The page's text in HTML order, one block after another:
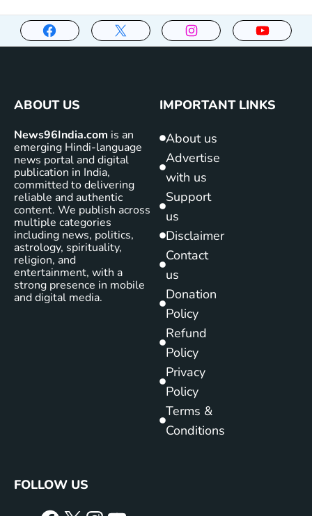
ABOUT US
News96India.com is an
emerging Hindi-language
news portal and digital
publication in India,
committed to delivering
reliable and authentic
content. We publish across
multiple categories
including news, politics,
astrology, spirituality,
religion, and
entertainment, with a
strong presence in mobile
and digital media.
IMPORTANT LINKS
About us
Advertise
with us
Support
us
Disclaimer
Contact
us
Donation
Policy
Refund
Policy
Privacy
Policy
Terms &
Conditions
FOLLOW US